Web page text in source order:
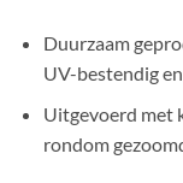
Duurzaam
UV-bestendig
Uitgevoerd met
rondom